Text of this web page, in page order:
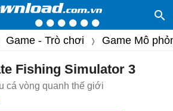
Game - Trò chơi Game Mô
Fishing Simulator 3
cá vòng quanh thế giới